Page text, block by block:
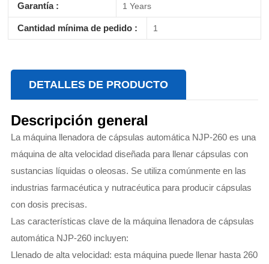
Garantía : 1 Years
Cantidad mínima de pedido : 1
DETALLES DE PRODUCTO
Descripción general
La máquina llenadora de cápsulas automática NJP-260 es una
máquina de alta velocidad diseñada para llenar cápsulas con
sustancias líquidas o oleosas. Se utiliza comúnmente en las
industrias farmacéutica y nutracéutica para producir cápsulas
con dosis precisas.
Las características clave de la máquina llenadora de cápsulas
automática NJP-260 incluyen:
Llenado de alta velocidad: esta máquina puede llenar hasta 260